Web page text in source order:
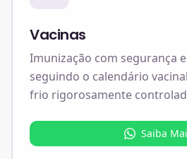
Vacinas
Imunização com segurança
seguindo o calendário
frio rigorosamente
Saiba